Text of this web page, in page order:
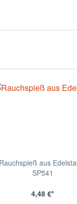
Rauchspieß aus
SP541
4,48 €*